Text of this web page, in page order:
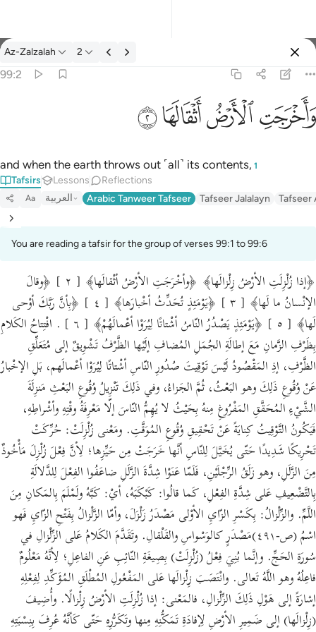
Tafsir: Az-Zalzalah 99:2
Az-Zalzalah 2
99:2
ﱺﱻﱼﱽ
and when the earth throws out ˹all˺ its contents, 1
Tafsirs Lessons Reflections
Aa العربية Arabic Tanweer Tafseer Tafseer Jalalayn Tafseer
You are reading a tafsir for the group of verses 99:1 to 99:6
﴿إذا زُلْزِلَتِ الأرْضُ زِلْزالَها﴾ ﴿وأخْرَجَتِ الأرْضُ أثْقالَها﴾ [ ٢ ] ﴿وقالَ
الإنْسانُ ما لَها﴾ [ ٣ ] ﴿يَوْمَئِذٍ تُحَدِّثُ أخْبارَها﴾ [ ٤ ] ﴿بِأنَّ رَبَّكَ أوْحى
لَها﴾ [ ٥ ] ﴿يَوْمَئِذٍ يَصْدُرُ النّاسُ أشْتاتًا لِيُرَوْا أعْمالَهُمْ﴾ [ ٦ ] . افْتِتاحُ الكَلامِ
بِظَرْفِ الزَّمانِ مَعَ إطالَةِ الجُمَلِ المُضافِ إلَيْها الظَّرْفُ تَشْوِيقٌ إلى مُتَعَلِّقِ
الظَّرْفِ، إذِ المَقْصُودُ لَيْسَ تَوْقِيتَ صُدُورِ النّاسِ أشْتاتًا لِيُرَوْا أعْمالَهم، بَلِ الإخْبارُ
عَنْ وُقُوعِ ذَلِكَ وهو البَعْثُ، ثُمَّ الجَزاءُ، وفي ذَلِكَ تَنْزِيلُ وُقُوعِ البَعْثِ مَنزِلَةَ
الشَّيْءِ المُحَقَّقِ المَفْرُوغِ مِنهُ بِحَيْثُ لا يُهِمُّ النّاسَ إلّا مَعْرِفَةُ وقْتِهِ وأشْراطِهِ،
فَيَكُونُ التَّوْقِيتُ كِنايَةً عَنْ تَحْقِيقِ وُقُوعِ المُوَقَّتِ. ومَعْنى زُلْزِلَتْ: حُرِّكَتْ
تَحْرِيكًا شَدِيدًا حَتّى يُخَيَّلَ لِلنّاسِ أنَّها خَرَجَتْ مِن حَيِّزِها؛ لِأنَّ فِعْلَ زُلْزِلَ مَأْخُوذٌ
مِنَ الزَّلَلِ، وهو زَلَقُ الرِّجْلَيْنِ، فَلَمّا عَنَوْا شِدَّةَ الزَّلَلِ ضاعَفُوا الفِعْلَ لِلدَّلالَةِ
بِالتَّضْعِيفِ عَلى شِدَّةِ الفِعْلِ، كَما قالُوا: كَبْكَبَهُ، أيْ: كَبَّهُ ولَمْلَمَ بِالمَكانِ مِنَ
اللَّمِّ. والزِّلْزالُ: بِكَسْرِ الزّايِ الأوْلى مَصْدَرُ زَلْزَلَ، وأمّا الزَّلْزالُ بِفَتْحِ الزّايِ فَهو
اسْمُ (ص-٤٩١)مَصْدَرٍ كالوَسْواسِ والقَلْقالِ. وتَقَدَّمَ الكَلامُ عَلى الزِّلْزالِ في
سُورَةِ الحَجِّ. وإنَّما بُنِيَ فِعْلُ (زُلْزِلَتْ) بِصِيغَةِ النّائِبِ عَنِ الفاعِلِ؛ لِأنَّهُ مَعْلُومٌ
فاعِلُهُ وهو اللَّهُ تَعالى. وانْتَصَبَ زِلْزالَها عَلى المَفْعُولِ المُطْلَقِ المُؤَكِّدِ لِفِعْلِهِ
إشارَةً إلى هَوْلِ ذَلِكَ الزِّلْزالِ، فالمَعْنى: إذا زُلْزِلَتِ الأرْضُ زِلْزالًا. وأُضِيفَ
(زِلْزالَها) إلى ضَمِيرِ الأرْضِ لِإفادَةِ تَمَكُّنِهِ مِنها وتَكَرُّرِهِ حَتّى كَأنَّهُ عُرِفَ بِنِسْبَتِهِ